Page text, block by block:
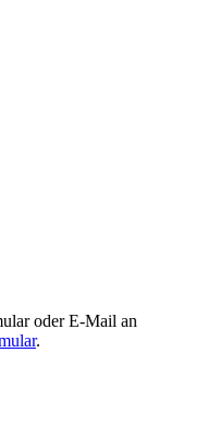
oder E-Mail an
.